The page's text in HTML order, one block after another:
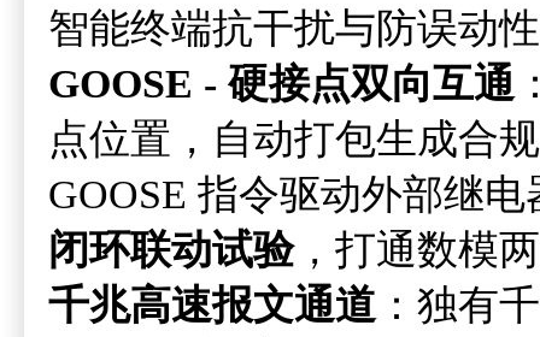
智能终端抗干扰与防误动
GOOSE - 硬接点双向互通
点位置，自动打包生成合
GOOSE 指令驱动外部继
闭环联动试验，打通数模
千兆高速报文通道 ：独有